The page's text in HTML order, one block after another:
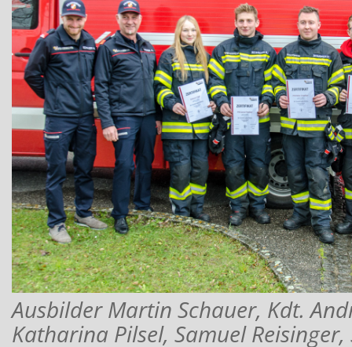
Ausbilder Martin Schauer, Kdt.
Katharina Pilsel, Samuel